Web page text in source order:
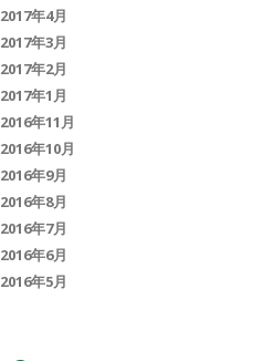
2017年4月
2017年3月
2017年2月
2017年1月
2016年11月
2016年10月
2016年9月
2016年8月
2016年7月
2016年6月
2016年5月